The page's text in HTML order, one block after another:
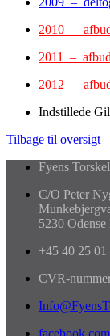
2010 –
2011 – afbud
2012 –
Indstillede
Tilbage til oversigt
Fyens
C/O Peter
5230
+45 40 25 01
CVR-
facebook.com